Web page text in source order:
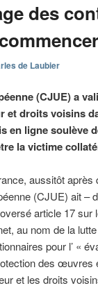
des
de Laubier
(CJUE) a
et droits voisins
en ligne soulève
la victime
aussitôt après
(CJUE) ait –
article 17 sur
au nom de la
pour l’ «
des œuvres
et les droits